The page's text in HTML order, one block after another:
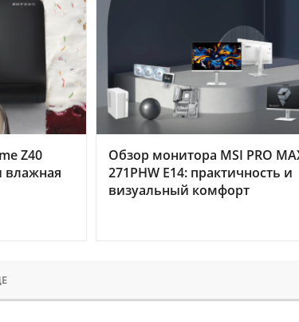
Z40
влажная
Обзор монитора MSI PRO
271PHW E14: практичность и
визуальный комфорт